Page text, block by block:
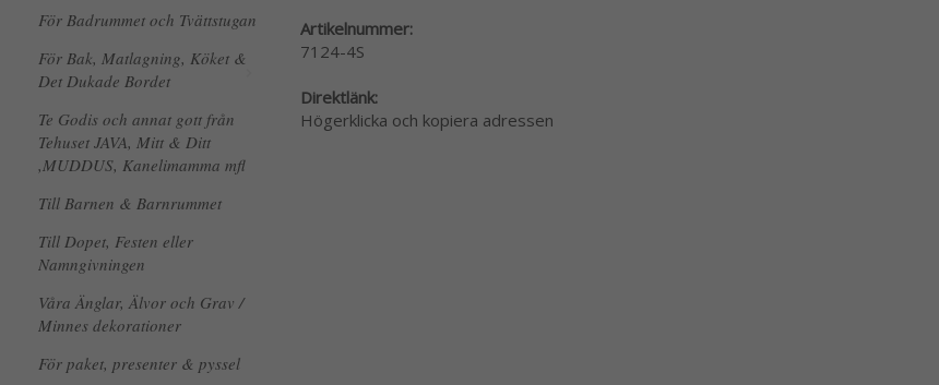
För Badrummet och Tvättstugan
För Bak, Matlagning, Köket &
Det Dukade Bordet
Te Godis och annat gott från
Tehuset JAVA, Mitt & Ditt
,MUDDUS, Kanelimamma mfl
Till Barnen & Barnrummet
Till Dopet, Festen eller
Namngivningen
Våra Änglar, Älvor och Grav /
Minnes dekorationer
För paket, presenter & pyssel
Artikelnummer:
7124-4S
Direktlänk:
Högerklicka och kopiera adressen